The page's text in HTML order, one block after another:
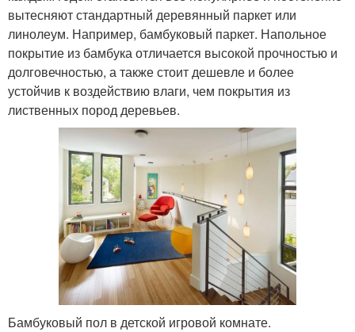
вытесняют стандартный деревянный паркет или
линолеум. Например, бамбуковый паркет. Напольное
покрытие из бамбука отличается высокой прочностью и
долговечностью, а также стоит дешевле и более
устойчив к воздействию влаги, чем покрытия из
лиственных пород деревьев.
Бамбуковый пол в детской игровой комнате.